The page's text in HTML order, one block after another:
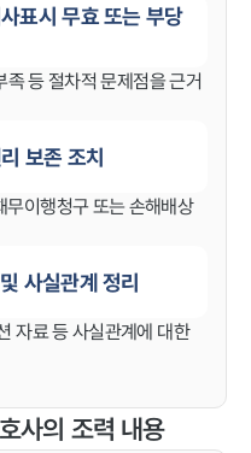
표시 무효 또는 부당
등 절차적 문제점을 근거
보존 조치
이행청구 또는 손해배상
사실관계 정리
자료 등 사실관계에 대한
사의 조력 내용